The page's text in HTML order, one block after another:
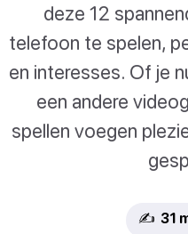
deze 12
telefoon te spelen,
en interesses. Of je
een andere
spellen voegen
✍️ 31